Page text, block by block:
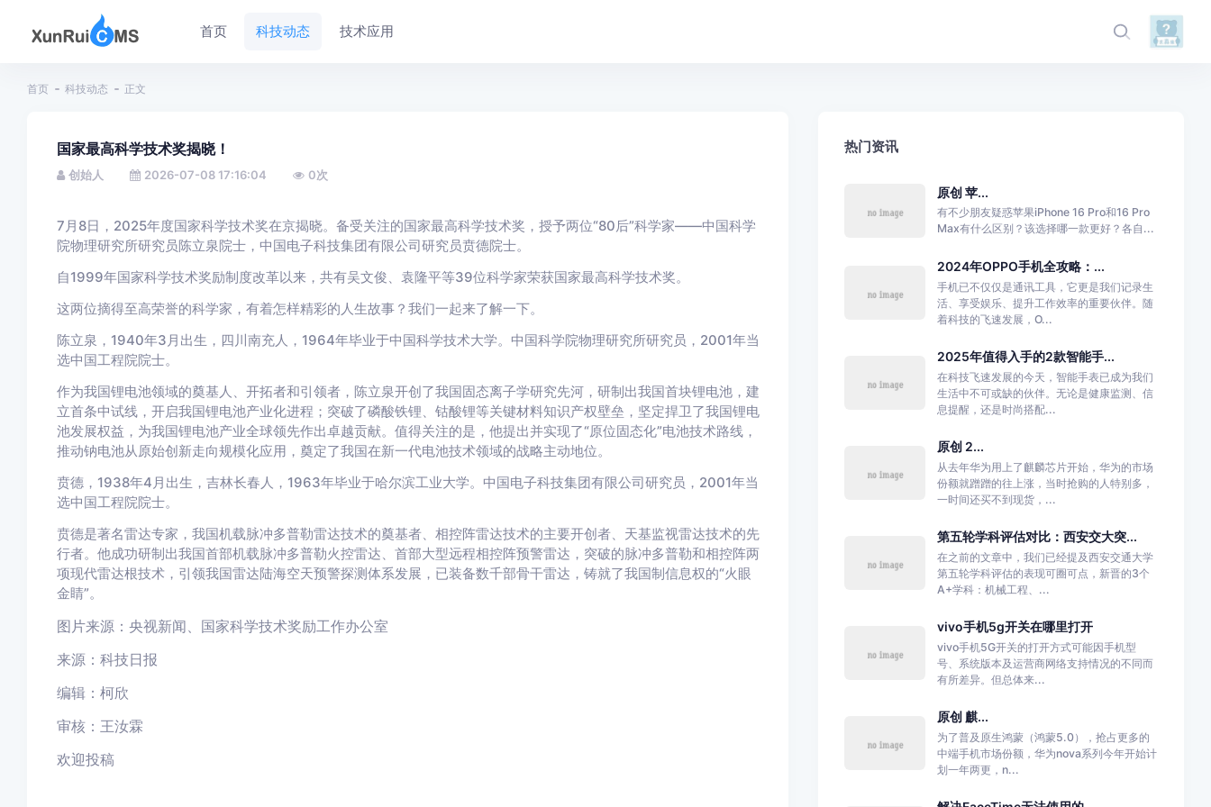
首页 科技动态 技术应用
首页 科技动态 正文
国家最高科学技术奖揭晓！
创始人 2026-07-08 17:16:04 0次
7月8日，2025年度国家科学技术奖在京揭晓。备受关注的国家最高科学技术奖，授予两位“80后”科学家——中国科学
院物理研究所研究员陈立泉院士，中国电子科技集团有限公司研究员贲德院士。
自1999年国家科学技术奖励制度改革以来，共有吴文俊、袁隆平等39位科学家荣获国家最高科学技术奖。
这两位摘得至高荣誉的科学家，有着怎样精彩的人生故事？我们一起来了解一下。
陈立泉，1940年3月出生，四川南充人，1964年毕业于中国科学技术大学。中国科学院物理研究所研究员，2001年当
选中国工程院院士。
作为我国锂电池领域的奠基人、开拓者和引领者，陈立泉开创了我国固态离子学研究先河，研制出我国首块锂电池，建
立首条中试线，开启我国锂电池产业化进程；突破了磷酸铁锂、钴酸锂等关键材料知识产权壁垒，坚定捍卫了我国锂电
池发展权益，为我国锂电池产业全球领先作出卓越贡献。值得关注的是，他提出并实现了“原位固态化”电池技术路线，
推动钠电池从原始创新走向规模化应用，奠定了我国在新一代电池技术领域的战略主动地位。
贲德，1938年4月出生，吉林长春人，1963年毕业于哈尔滨工业大学。中国电子科技集团有限公司研究员，2001年当
选中国工程院院士。
贲德是著名雷达专家，我国机载脉冲多普勒雷达技术的奠基者、相控阵雷达技术的主要开创者、天基监视雷达技术的先
行者。他成功研制出我国首部机载脉冲多普勒火控雷达、首部大型远程相控阵预警雷达，突破的脉冲多普勒和相控阵两
项现代雷达根技术，引领我国雷达陆海空天预警探测体系发展，已装备数千部骨干雷达，铸就了我国制信息权的“火眼
金睛”。
图片来源：央视新闻、国家科学技术奖励工作办公室
来源：科技日报
编辑：柯欣
审核：王汝霖
欢迎投稿
热门资讯
原创 苹...
有不少朋友疑惑苹果iPhone 16 Pro和16 Pro
Max有什么区别？该选择哪一款更好？各自...
2024年OPPO手机全攻略：...
手机已不仅仅是通讯工具，它更是我们记录生
活、享受娱乐、提升工作效率的重要伙伴。随
着科技的飞速发展，O...
2025年值得入手的2款智能手...
在科技飞速发展的今天，智能手表已成为我们
生活中不可或缺的伙伴。无论是健康监测、信
息提醒，还是时尚搭配...
原创 2...
从去年华为用上了麒麟芯片开始，华为的市场
份额就蹭蹭的往上涨，当时抢购的人特别多，
一时间还买不到现货，...
第五轮学科评估对比：西安交大突...
在之前的文章中，我们已经提及西安交通大学
第五轮学科评估的表现可圈可点，新晋的3个
A+学科：机械工程、...
vivo手机5g开关在哪里打开
vivo手机5G开关的打开方式可能因手机型
号、系统版本及运营商网络支持情况的不同而
有所差异。但总体来...
原创 麒...
为了普及原生鸿蒙（鸿蒙5.0），抢占更多的
中端手机市场份额，华为nova系列今年开始计
划一年两更，n...